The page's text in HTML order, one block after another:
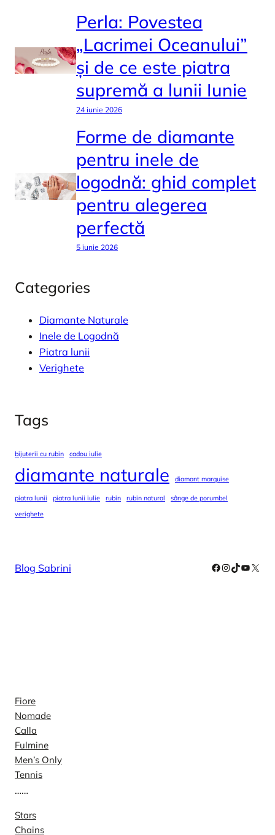
Perla: Povestea
„Lacrimei Oceanului”
și de ce este piatra
supremă a lunii Iunie
24 iunie 2026
Forme de diamante
pentru inele de
logodnă: ghid complet
pentru alegerea
perfectă
5 iunie 2026
Categories
Diamante Naturale
Inele de Logodnă
Piatra lunii
Verighete
Tags
bijuterii cu rubin cadou iulie
diamante naturale diamant marquise
piatra lunii piatra lunii iulie rubin rubin natural
sânge de porumbel
verighete
Blog Sabrini Facebook
Instagram
TikTok
X
Fiore
Nomade
Calla
Fulmine
Men’s Only
Tennis
……
Stars
Chains